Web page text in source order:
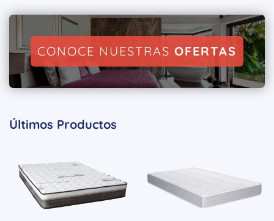
CONOCE NUESTRAS OFERTAS
Últimos Productos